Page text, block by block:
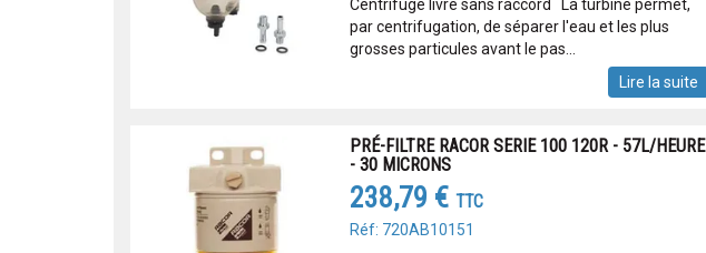
Centrifuge livré sans raccord La turbine permet,
par centrifugation, de séparer l'eau et les plus
grosses particules avant le pas...
Lire la suite
PRÉ-FILTRE RACOR SERIE 100 120R - 57L/HEURE
- 30 MICRONS
238,79 € TTC
Réf: 720AB10151